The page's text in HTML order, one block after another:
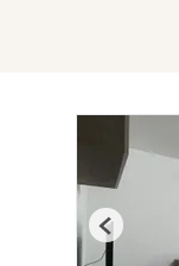
Previous